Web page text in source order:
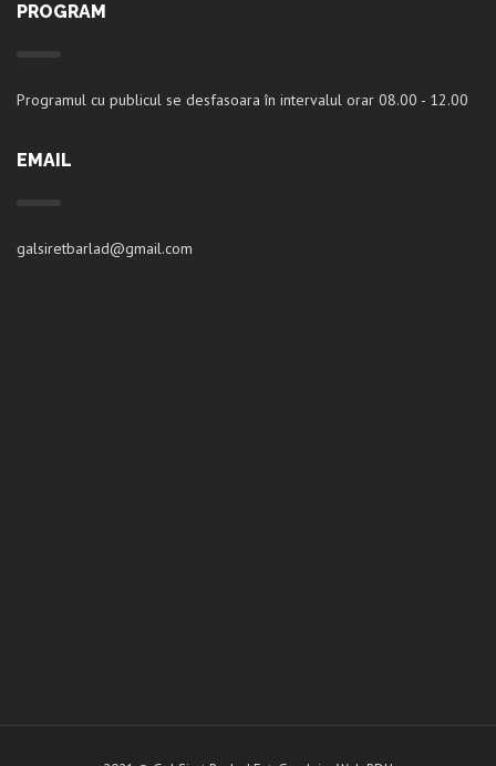
PROGRAM
Programul cu publicul se desfasoara în intervalul orar 08.00 - 12.00
EMAIL
galsiretbarlad@gmail.com